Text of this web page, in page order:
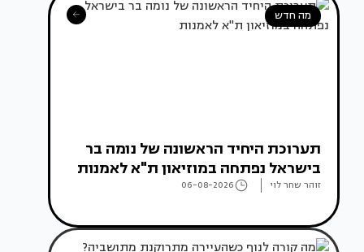
מה חדש
תערוכת היחיד הראשונה של נומה בר
בישראל נפתחה במוזיאון ת"א לאמנות
זוהר שחר לוי 06-08-2026